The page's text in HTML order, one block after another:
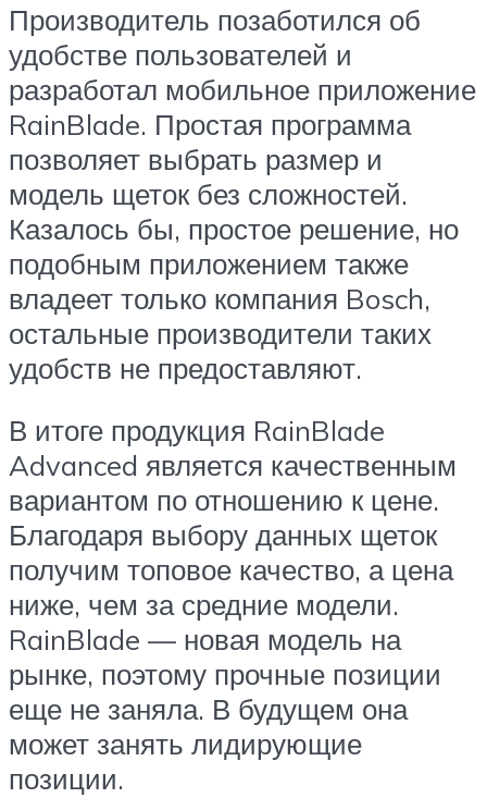
Производитель позаботился об
удобстве пользователей и
разработал мобильное приложение
RainBlade. Простая программа
позволяет выбрать размер и
модель щеток без сложностей.
Казалось бы, простое решение, но
подобным приложением также
владеет только компания Bosch,
остальные производители таких
удобств не предоставляют.
В итоге продукция RainBlade
Advanced является качественным
вариантом по отношению к цене.
Благодаря выбору данных щеток
получим топовое качество, а цена
ниже, чем за средние модели.
RainBlade — новая модель на
рынке, поэтому прочные позиции
еще не заняла. В будущем она
может занять лидирующие
позиции.